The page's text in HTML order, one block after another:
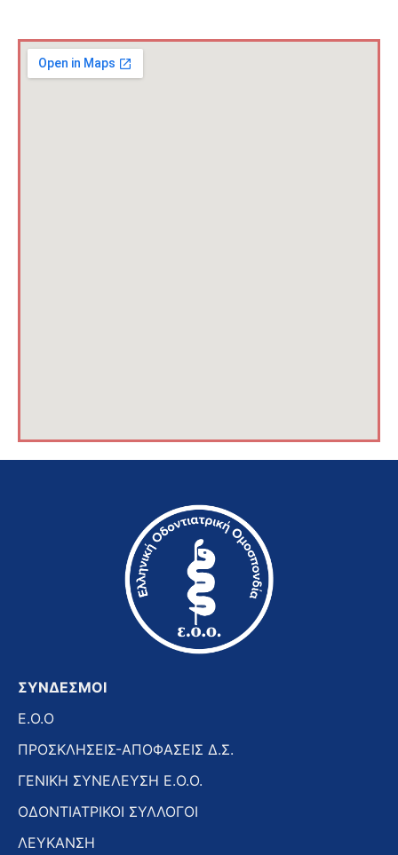
ΣΥΝΔΕΣΜΟΙ
E.O.O
ΠΡΟΣΚΛΗΣΕΙΣ-ΑΠΟΦΑΣΕΙΣ Δ.Σ.
ΓΕΝΙΚΗ ΣΥΝΕΛΕΥΣΗ Ε.Ο.Ο.
ΟΔΟΝΤΙΑΤΡΙΚΟΙ ΣΥΛΛΟΓΟΙ
ΛΕΥΚΑΝΣΗ